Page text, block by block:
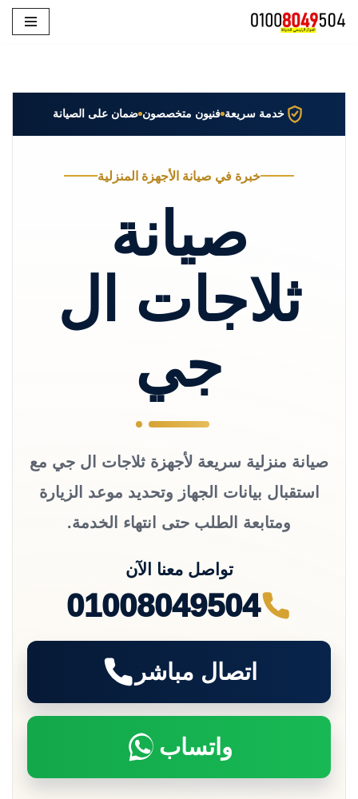
خدمة سريعة فنيون متخصصون ضمان على الصيانة
خبرة في صيانة الأجهزة المنزلية
صيانة
ثلاجات ال
جي
صيانة منزلية سريعة لأجهزة ثلاجات ال جي مع
استقبال بيانات الجهاز وتحديد موعد الزيارة
ومتابعة الطلب حتى انتهاء الخدمة.
تواصل معنا الآن
01008049504
اتصال مباشر
واتساب